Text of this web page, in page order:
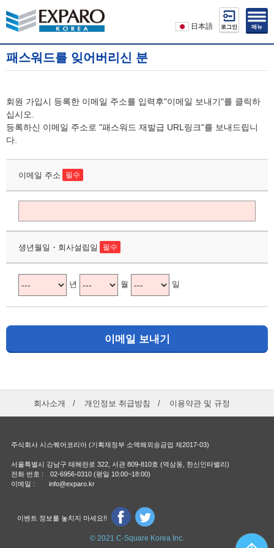
日本語 로그인 메뉴
패스워드를 잊어버리신 분
회원 가입시 등록한 이메일 주소를 입력후"이메일 보내기"를 클릭하
십시오.
등록하신 이메일 주소로 "패스워드 재발급 URL링크"를 보내드립니
다.
이메일 주소 필수
생년월일・회사설립일 필수
년 월 일
이메일 보내기
회사소개 개인정보 취급방침 이용약관 및 규정
주식회사 시스퀘어코리아 (기획재정부 소액해외송금업 제2017-03)
서울특별시 강남구 테헤란로 322, 서관 809-810호 (역삼동, 한신인터밸리)
전화 번호 : 02-6956-0310 (평일 10:00~18:00)
이메일 : info@exparo.kr
이벤트 정보를 놓치지 마세요!!
© 2021 C-Square Korea Inc.